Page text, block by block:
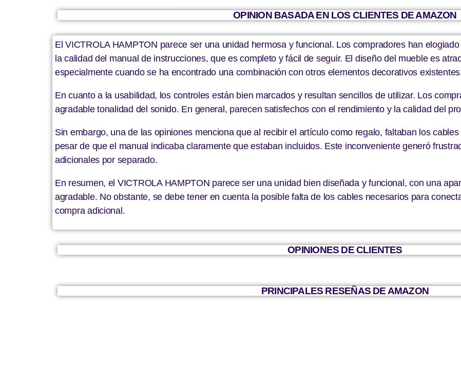
OPINION BASADA EN LOS CLIENTES DE AMAZON
El VICTROLA HAMPTON parece ser una unidad hermosa y funcional. Los compradores han
la calidad del manual de instrucciones, que es completo y fácil de seguir. El diseño del mueble es
especialmente cuando se ha encontrado una combinación con otros elementos decorativos
En cuanto a la usabilidad, los controles están bien marcados y resultan sencillos de utilizar. Los
agradable tonalidad del sonido. En general, parecen satisfechos con el rendimiento y la calidad del
Sin embargo, una de las opiniones menciona que al recibir el artículo como regalo, faltaban los
pesar de que el manual indicaba claramente que estaban incluidos. Este inconveniente generó
adicionales por separado.
En resumen, el VICTROLA HAMPTON parece ser una unidad bien diseñada y funcional, con una
agradable. No obstante, se debe tener en cuenta la posible falta de los cables necesarios para
compra adicional.
OPINIONES DE CLIENTES
PRINCIPALES RESEÑAS DE AMAZON